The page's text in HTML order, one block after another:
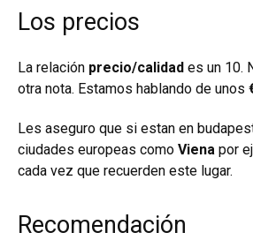
Los precios
La relación precio/calidad es un 10.
otra nota. Estamos hablando de unos
Les aseguro que si estan en
ciudades europeas como Viena por
cada vez que recuerden este lugar.
Recomendación